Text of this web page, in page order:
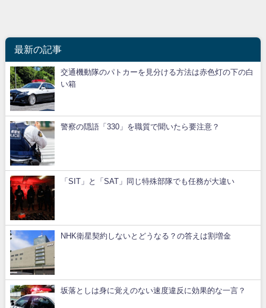
最新の記事
交通機動隊のパトカーを見分ける方法は赤色灯の下の白
い箱
警察の隠語「330」を職質で聞いたら要注意？
「SIT」と「SAT」同じ特殊部隊でも任務が大違い
NHK衛星契約しないとどうなる？の答えは割増金
坂落としは身に覚えのない速度違反に効果的な一言？